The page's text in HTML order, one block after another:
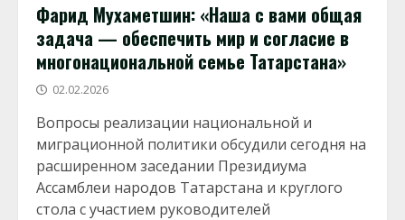
Фарид Мухаметшин: «Наша с вами общая
задача — обеспечить мир и согласие в
многонациональной семье Татарстана»
02.02.2026
Вопросы реализации национальной и
миграционной политики обсудили сегодня на
расширенном заседании Президиума
Ассамблеи народов Татарстана и круглого
стола с участием руководителей